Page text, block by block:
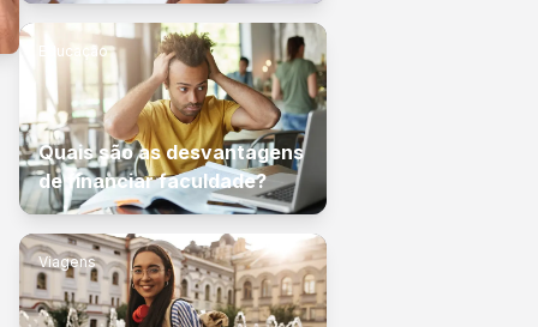
Educação
Quais são as desvantagens
de financiar faculdade?
Viagens